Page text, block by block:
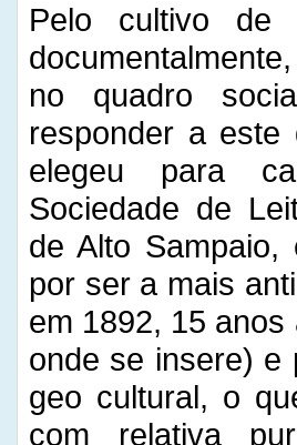
Pelo cultivo de
no quadro
responder a este
elegeu para
Sociedade de
de Alto
por ser a mais
em 1892, 15
onde se insere) e
geo cultural, o
com relativa